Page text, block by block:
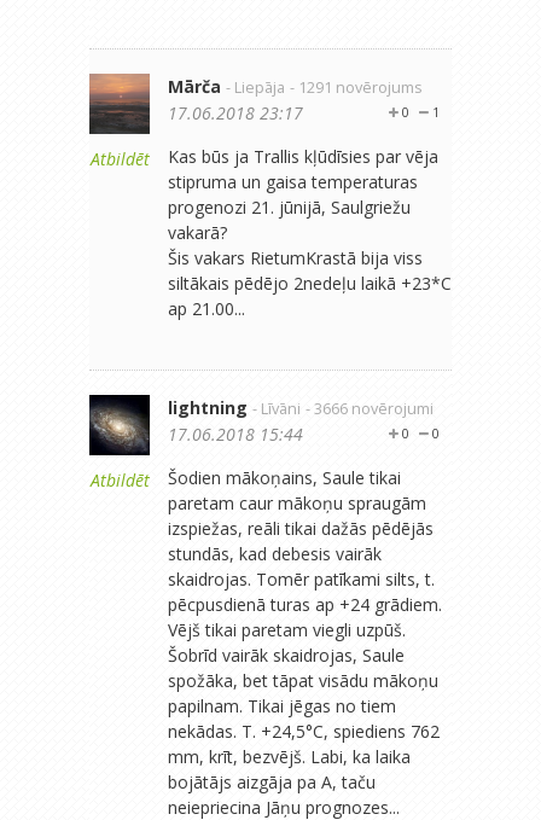
Atbildēt
Mārča - Liepāja - 1291 novērojums
1
0
17.06.2018 23:17
Kas būs ja Trallis kļūdīsies par vēja
stipruma un gaisa temperaturas
progenozi 21. jūnijā, Saulgriežu
vakarā?
Šis vakars RietumKrastā bija viss
siltākais pēdējo 2nedeļu laikā +23*C
ap 21.00...
Atbildēt
lightning - Līvāni - 3666 novērojumi
0
0
17.06.2018 15:44
Šodien mākoņains, Saule tikai
paretam caur mākoņu spraugām
izspiežas, reāli tikai dažās pēdējās
stundās, kad debesis vairāk
skaidrojas. Tomēr patīkami silts, t.
pēcpusdienā turas ap +24 grādiem.
Vējš tikai paretam viegli uzpūš.
Šobrīd vairāk skaidrojas, Saule
spožāka, bet tāpat visādu mākoņu
papilnam. Tikai jēgas no tiem
nekādas. T. +24,5°C, spiediens 762
mm, krīt, bezvējš. Labi, ka laika
bojātājs aizgāja pa A, taču
neiepriecina Jāņu prognozes...